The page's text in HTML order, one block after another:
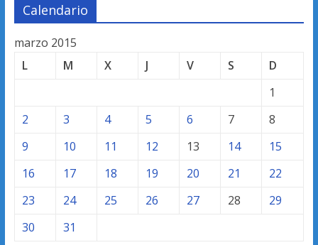
Calendario
marzo 2015
L
M X J V S
D
1
2
3 4 5 6 7
8
9
10 11 12 13 14
15
16
17 18 19 20 21
22
23
24 25 26 27 28
29
30
31